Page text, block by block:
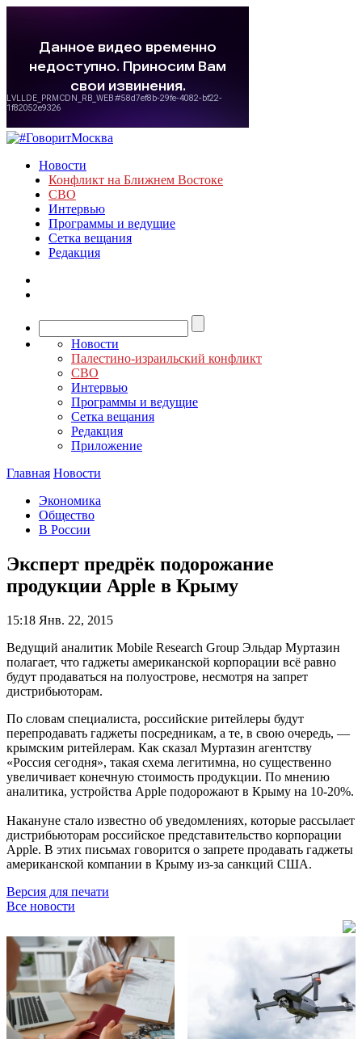
Новости
Конфликт на Ближнем Востоке
СВО
Интервью
Программы и ведущие
Сетка вещания
Редакция
Новости
Палестино-израильский конфликт
СВО
Интервью
Программы и ведущие
Сетка вещания
Редакция
Приложение
Главная Новости
Экономика
Общество
В России
Эксперт предрёк подорожание
продукции Apple в Крыму
15:18 Янв. 22, 2015
Ведущий аналитик Mobile Research Group Эльдар Муртазин
полагает, что гаджеты американской корпорации всё равно
будут продаваться на полуострове, несмотря на запрет
дистрибьюторам.
По словам специалиста, российские ритейлеры будут
перепродавать гаджеты посредникам, а те, в свою очередь, —
крымским ритейлерам. Как сказал Муртазин агентству
«Россия сегодня», такая схема легитимна, но существенно
увеличивает конечную стоимость продукции. По мнению
аналитика, устройства Apple подорожают в Крыму на 10-20%.
Накануне стало известно об уведомлениях, которые рассылает
дистрибьюторам российское представительство корпорации
Apple. В этих письмах говорится о запрете продавать гаджеты
американской компании в Крыму из-за санкций США.
Версия для печати
Все новости